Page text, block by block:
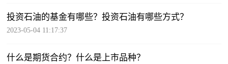
投资石油的基金有哪些？投资石油有哪些方式？
2023-05-04 11:17:37
什么是期货合约？什么是上市品种？